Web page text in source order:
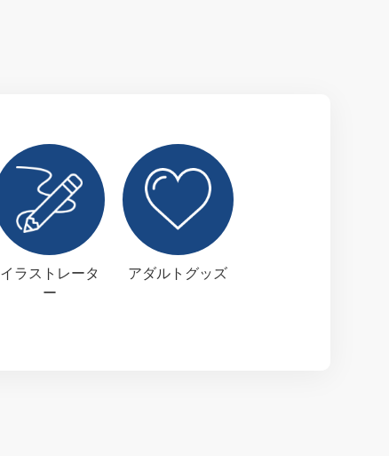
イラストレータ
ー
アダルトグッズ